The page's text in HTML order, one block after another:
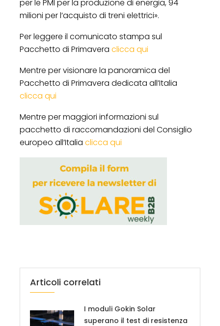
per le PMI per la produzione di energia, 94
milioni per l’acquisto di treni elettrici».
Per leggere il comunicato stampa sul
Pacchetto di Primavera clicca qui
Mentre per visionare la panoramica del
Pacchetto di Primavera dedicata all’Italia
clicca qui
Mentre per maggiori informazioni sul
pacchetto di raccomandazioni del Consiglio
europeo all’Italia clicca qui
Articoli correlati
I moduli Gokin Solar
superano il test di resistenza